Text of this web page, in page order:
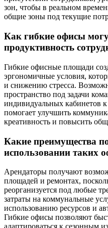
зон, чтобы в реальном
общие зоны под текущие
Как гибкие офисы
продуктивность
Гибкие офисные площади
эргономичные условия,
и снижению стресса.
пространство под задачи
индивидуальных кабинетов
помогает улучшить
креативность и повысить
Какие преимущества
использовании таких
Арендаторы получают
площадей и ремонтах,
реорганизуется под любые
затраты на коммунальные
использованию ресурсов и
Гибкие офисы позволяют